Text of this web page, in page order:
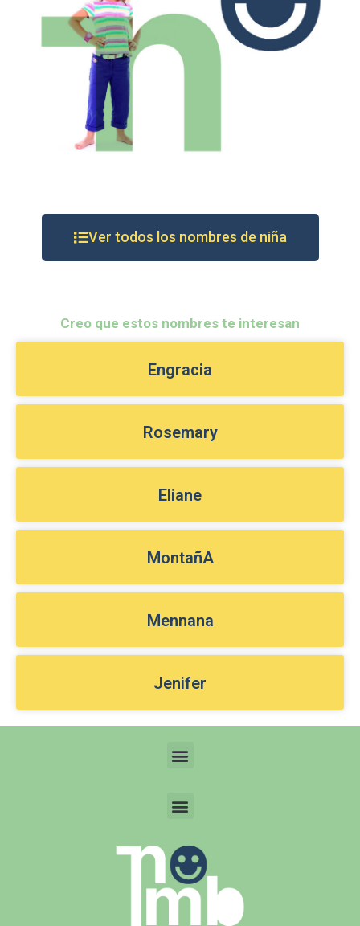
Ver todos los nombres de niña
Creo que estos nombres te interesan
Engracia
Rosemary
Eliane
MontañA
Mennana
Jenifer